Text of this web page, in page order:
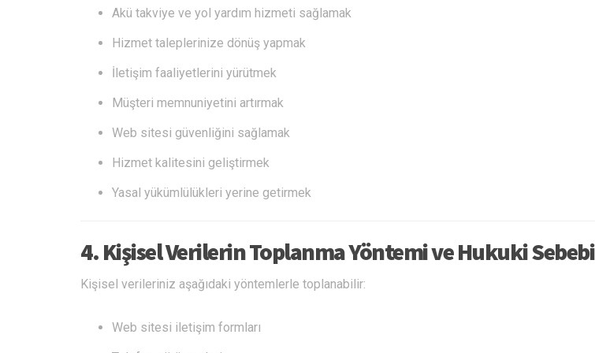
Akü takviye ve yol yardım hizmeti sağlamak
Hizmet taleplerinize dönüş yapmak
İletişim faaliyetlerini yürütmek
Müşteri memnuniyetini artırmak
Web sitesi güvenliğini sağlamak
Hizmet kalitesini geliştirmek
Yasal yükümlülükleri yerine getirmek
4. Kişisel Verilerin Toplanma Yöntemi ve Hukuki Sebebi
Kişisel verileriniz aşağıdaki yöntemlerle toplanabilir:
Web sitesi iletişim formları